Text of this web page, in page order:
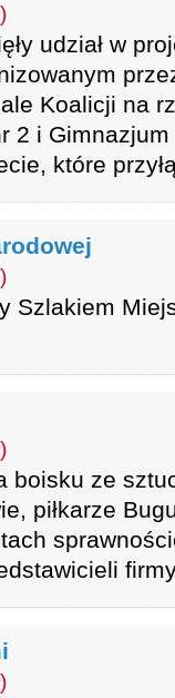
udział w
Koalicji na
2 i
które
Szlakiem
boisku ze
piłkarze